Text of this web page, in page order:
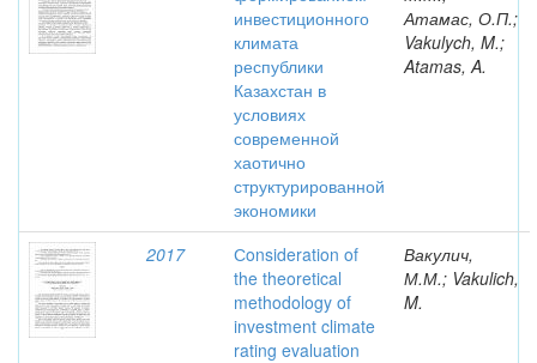
инвестиционного
климата
республики
Казахстан в
условиях
современной
хаотично
структурированной
экономики
Атамас, О.П.;
Vakulych, M.;
Atamas, A.
2017
Сonsideration of
the theoretical
methodology of
investment climate
rating evaluation
Вакулич,
М.М.; Vakulich,
M.